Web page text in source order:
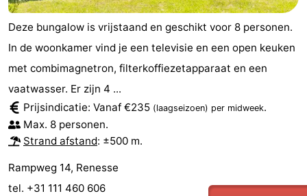
-
Zwembaden
-
Fietsen
Wandelen
-
Paardrijden
-
Golfbanen
-
Deze bungalow is vrijstaand en geschikt voor 8 personen.
In de woonkamer vind je een televisie en een open keuken
met combimagnetron, filterkoffiezetapparaat en een
vaatwasser. Er zijn 4 ...
Prijsindicatie: Vanaf €235 (laagseizoen) per midweek.
Max. 8 personen.
Strand afstand: ±500 m.
Rampweg 14, Renesse
tel. +31 111 460 606